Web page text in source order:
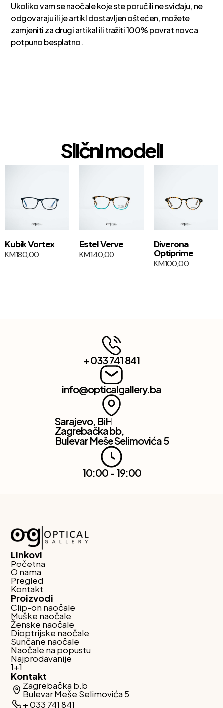
Ukoliko vam se naočale koje ste poručili ne sviđaju, ne
odgovaraju ili je artikl dostavljen oštećen, možete
zamjeniti za drugi artikal ili tražiti 100% povrat novca
potpuno besplatno.
Slični modeli
1+1
Kubik Vortex
KM180,00
Estel Verve
KM140,00
1+1
Diverona
Optiprime
KM100,00
+ 033 741 841
info@opticalgallery.ba
Sarajevo, BiH
Zagrebačka bb,
Bulevar Meše Selimovića 5
10:00 - 19:00
Linkovi
Početna
O nama
Pregled
Kontakt
Proizvodi
Clip-on naočale
Muške naočale
Ženske naočale
Dioptrijske naočale
Sunčane naočale
Naočale na popustu
Najprodavanije
1+1
Kontakt
Zagrebačka b.b
Bulevar Meše Selimovića 5
+ 033 741 841